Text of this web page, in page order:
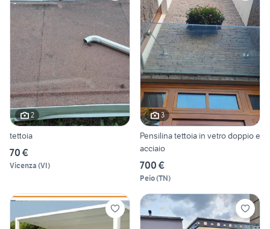
2
tettoia
70 €
Vicenza (VI)
3
Pensilina tettoia in vetro doppio e
acciaio
700 €
Peio(TN)